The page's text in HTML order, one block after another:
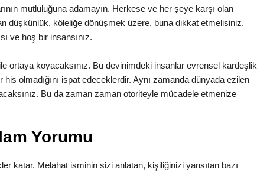
mutluluğuna adamayın. Herkese ve her şeye karşı olan
düşkünlük, köleliğe dönüşmek üzere, buna dikkat etmelisiniz.
ve hoş bir insansınız.
ortaya koyacaksınız. Bu devinimdeki insanlar evrensel kardeşlik
olmadığını ispat edeceklerdir. Aynı zamanda dünyada ezilen
Bu da zaman zaman otoriteyle mücadele etmenize
Yorumu
katar. Melahat isminin sizi anlatan, kişiliğinizi yansıtan bazı